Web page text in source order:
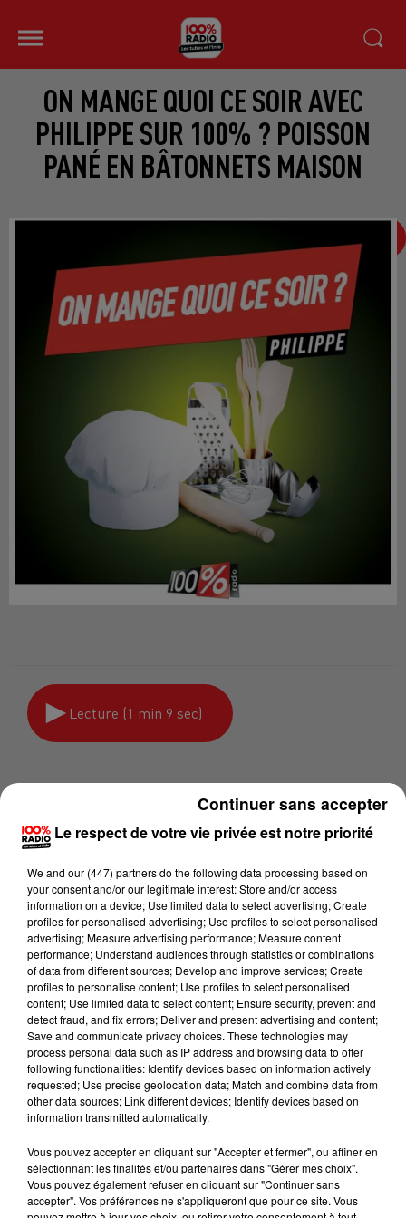
ON MANGE QUOI CE SOIR AVEC
PHILIPPE SUR 100% ? POISSON
PANÉ EN BÂTONNETS MAISON
Lecture (1 min 9 sec)
On mange quoi ce soir sur 100% radio ?
16 mai 2024 - 1 min 9 sec
ON MANGE QUOI CE SOIR AVEC PHILIPPE SUR
100% ? POISSON PANÉ EN BÂTONNETS
MAISON
Poisson pané en bâtonnets maison
- 4 filets de poisson blanc
- 1 œufs
- 4 c/s de farine
- 4/s de cornflakes
- 2c/s de chapelure ou biscottes écrasées
- Huile
Le respect de votre vie privée est notre priorité
We and our (447) partnersdo the following data processing based on
your consent and/or our legitimate interest: Store and/or access
information on a device; Use limited data to select advertising; Create
profiles for personalised advertising; Use profiles to select personalised
advertising; Measure advertising performance; Measure content
performance; Understand audiences through statistics or combinations
of data from different sources; Develop and improve services; Create
profiles to personalise content; Use profiles to select personalised
content; Use limited data to select content; Ensure security, prevent and
detect fraud, and fix errors; Deliver and present advertising and content;
Save and communicate privacy choices. These technologies may
process personal data such as IP address and browsing data to offer
following functionalities: Identify devices based on information actively
requested; Use precise geolocation data; Match and combine data from
other data sources; Link different devices; Identify devices based on
information transmitted automatically.
Vous pouvez accepter en cliquant sur "Accepter et fermer", ou affiner en
sélectionnant les finalités et/ou partenaires dans "Gérer mes choix".
Vous pouvez également refuser en cliquant sur "Continuer sans
accepter". Vos préférences ne s'appliqueront que pour ce site. Vous
Continuer sans accepter